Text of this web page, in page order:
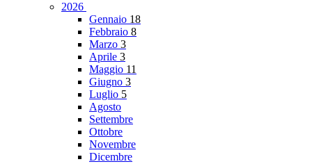
2026
Gennaio 18
Febbraio 8
Marzo 3
Aprile 3
Maggio 11
Giugno 3
Luglio 5
Agosto
Settembre
Ottobre
Novembre
Dicembre